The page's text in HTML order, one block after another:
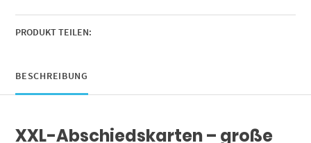
uns
fehlen
/
Edle
/
PRODUKT TEILEN:
BESCHREIBUNG
XXL-Abschiedskarten – große